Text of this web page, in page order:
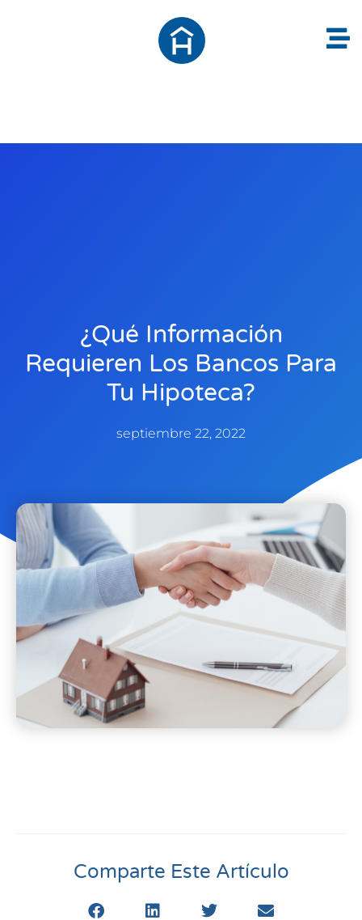
¿Qué Información
Requieren Los Bancos Para
Tu Hipoteca?
septiembre 22, 2022
Comparte Este Artículo